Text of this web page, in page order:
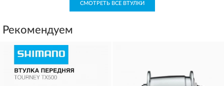
СМОТРЕТЬ ВСЕ ВТУЛКИ
Рекомендуем